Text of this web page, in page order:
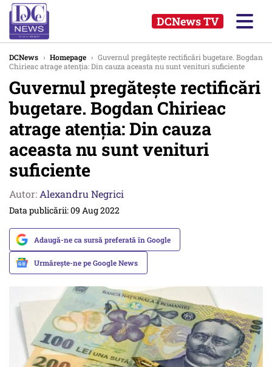
DCNews TV
DCNews › Homepage › Guvernul pregătește rectificări bugetare. Bogdan
Chirieac atrage atenția: Din cauza aceasta nu sunt venituri suficiente
Guvernul pregătește rectificări
bugetare. Bogdan Chirieac
atrage atenția: Din cauza
aceasta nu sunt venituri
suficiente
Autor: Alexandru Negrici
Data publicării: 09 Aug 2022
Adaugă-ne ca sursă preferată în Google
Urmărește-ne pe Google News